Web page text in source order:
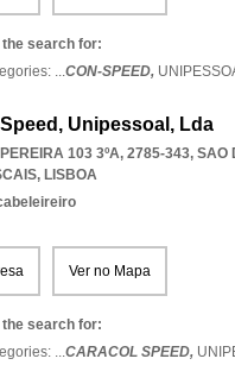
the search for:
...CON-SPEED,
Unipessoal, Lda
103 3ºA, 2785-343, SAO
, LISBOA
Ver no Mapa
the search for:
...CARACOL SPEED,